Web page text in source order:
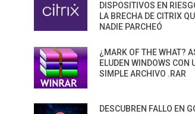
DISPOSITIVOS EN
LA BRECHA DE CITRIX
NADIE PARCHEÓ
¿MARK OF THE WHAT?
ELUDEN WINDOWS CON
SIMPLE ARCHIVO .RAR
DESCUBREN FALLO EN